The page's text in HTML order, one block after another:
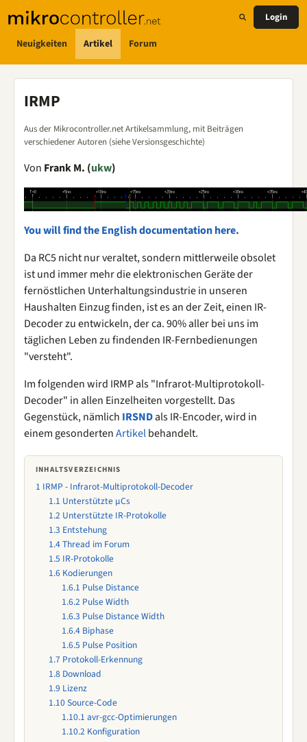
Neuigkeiten Artikel Forum
Login
IRMP
Aus der Mikrocontroller.net Artikelsammlung, mit Beiträgen
verschiedener Autoren (siehe Versionsgeschichte)
Von Frank M. (ukw)
You will find the English documentation here.
Da RC5 nicht nur veraltet, sondern mittlerweile obsolet
ist und immer mehr die elektronischen Geräte der
fernöstlichen Unterhaltungsindustrie in unseren
Haushalten Einzug finden, ist es an der Zeit, einen IR-
Decoder zu entwickeln, der ca. 90% aller bei uns im
täglichen Leben zu findenden IR-Fernbedienungen
"versteht".
Im folgenden wird IRMP als "Infrarot-Multiprotokoll-
Decoder" in allen Einzelheiten vorgestellt. Das
Gegenstück, nämlich IRSNDals IR-Encoder, wird in
einem gesondertenArtikelbehandelt.
INHALTSVERZEICHNIS
1 IRMP - Infrarot-Multiprotokoll-Decoder
1.1 Unterstützte µCs
1.2 Unterstützte IR-Protokolle
1.3 Entstehung
1.4Thread im Forum
1.5 IR-Protokolle
1.6 Kodierungen
1.6.1 Pulse Distance
1.6.2 Pulse Width
1.6.3 Pulse Distance Width
1.6.4 Biphase
1.6.5 Pulse Position
1.7 Protokoll-Erkennung
1.8 Download
1.9 Lizenz
1.10 Source-Code
1.10.1 avr-gcc-Optimierungen
1.10.2 Konfiguration